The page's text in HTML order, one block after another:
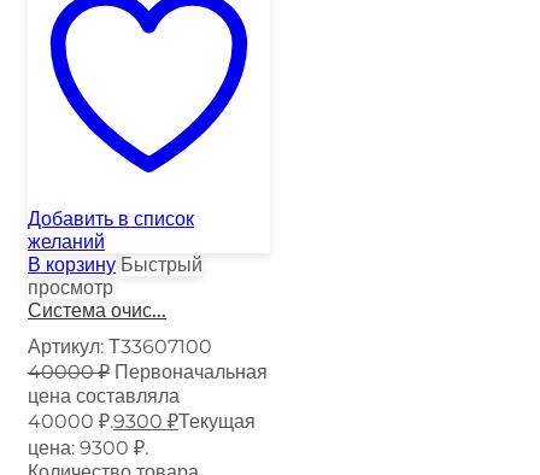
Добавить в список
желаний
В корзину Быстрый
просмотр
Система очис...
Артикул: Т33607100
40000₽ Первоначальная
цена составляла
40000 ₽.9300 ₽Текущая
цена: 9300 ₽.